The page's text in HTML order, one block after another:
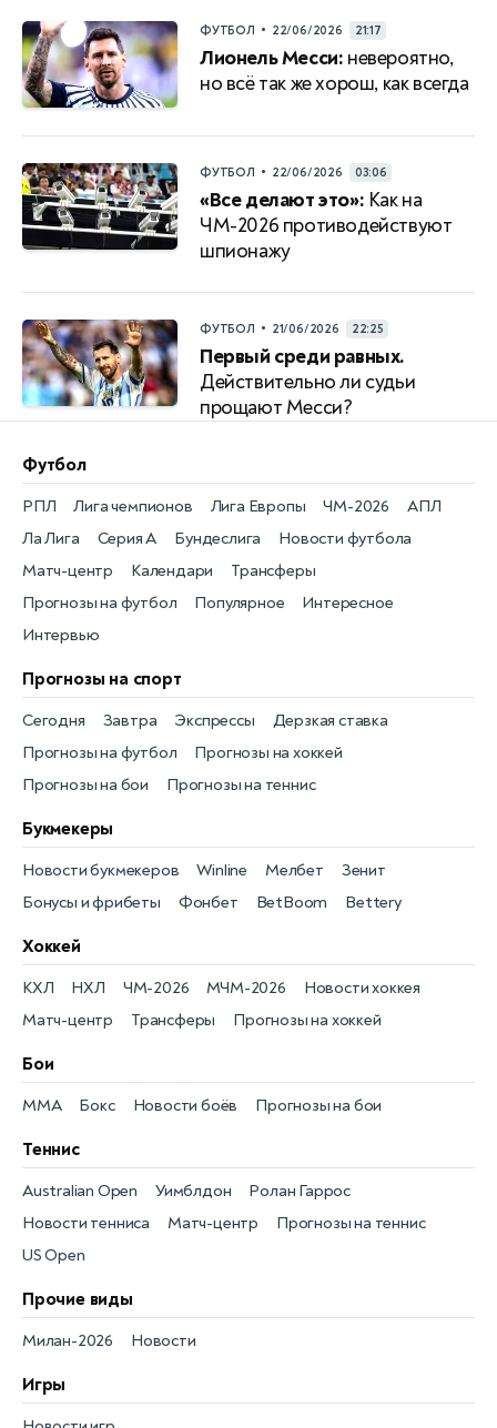
ФУТБОЛ • 22/06/2026 21:17
Лионель Месси: невероятно,
но всё так же хорош, как всегда
ФУТБОЛ • 22/06/2026 03:06
«Все делают это»: Как на
ЧМ-2026 противодействуют
шпионажу
ФУТБОЛ • 21/06/2026 22:25
Первый среди равных.
Действительно ли судьи
прощают Месси?
Футбол
Новости футбола
РПЛ
Матч-центр
Лига чемпионов
Календари
Лига Европы
Трансферы
ЧМ-2026
Прогнозы на футбол
АПЛ
Популярное
Ла Лига
Интересное
Серия А
Интервью
Бундеслига
Прогнозы на спорт
Прогнозы на футбол
Сегодня
Прогнозы на хоккей
Завтра
Прогнозы на бои
Экспрессы
Прогнозы на теннис
Дерзкая ставка
Букмекеры
Бонусы и фрибеты
Новости букмекеров
Фонбет
Winline
BetBoom
Мелбет
Bettery
Зенит
Хоккей
Новости хоккея
КХЛ
Матч-центр
НХЛ
Трансферы
ЧМ-2026
Прогнозы на хоккей
МЧМ-2026
Бои
Новости боёв
MMA Прогнозы на бои
Бокс
Теннис
Новости тенниса
Australian Open
Матч-центр
Уимблдон
Прогнозы на теннис
Ролан Гаррос
US Open
Прочие виды
Новости
Милан-2026
Игры